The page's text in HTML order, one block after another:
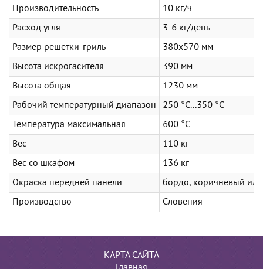
Производительность 10 кг/ч
Расход угля 3-6 кг/день
Размер решетки-гриль 380х570 мм
Высота искрогасителя 390 мм
Высота общая 1230 мм
Рабочий температурный диапазон 250 °С...350 °С
Температура максимальная 600 °C
Вес 110 кг
Вес со шкафом 136 кг
Окраска передней панели бордо, коричневый
Производство Словения
КАРТА САЙТА